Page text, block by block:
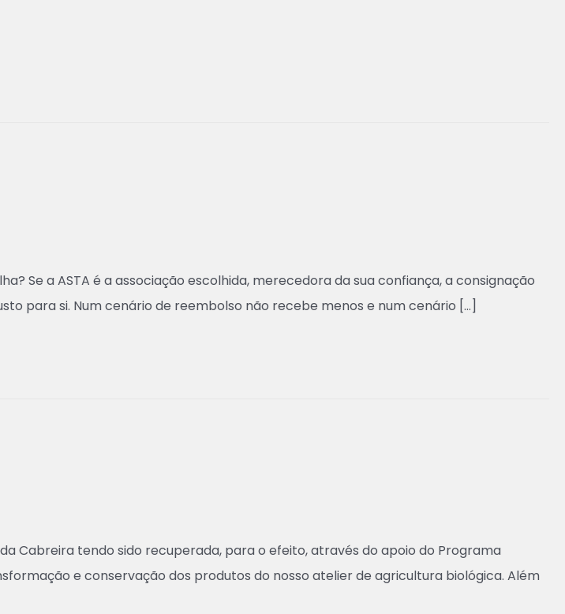
Se a ASTA é a associação escolhida, merecedora da sua confiança, a consignação
para si. Num cenário de reembolso não recebe menos e num cenário […]
Cabreira tendo sido recuperada, para o efeito, através do apoio do Programa
e conservação dos produtos do nosso atelier de agricultura biológica. Além